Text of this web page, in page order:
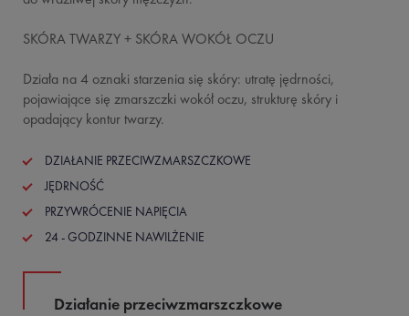
SKÓRA TWARZY + SKÓRA WOKÓŁ OCZU
Działa na 4 oznaki starzenia się skóry: utratę jędrności,
pojawiające się zmarszczki wokół oczu, strukturę skóry i
opadający kontur twarzy.
DZIAŁANIE PRZECIWZMARSZCZKOWE
JĘDRNOŚĆ
PRZYWRÓCENIE NAPIĘCIA
24 - GODZINNE NAWILŻENIE
Działanie przeciwzmarszczkowe